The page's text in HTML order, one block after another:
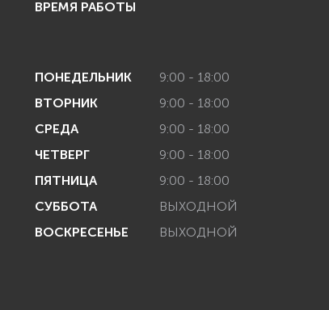
ВРЕМЯ РАБОТЫ
ПОНЕДЕЛЬНИК
9:00 - 18:00
ВТОРНИК
9:00 - 18:00
СРЕДА
9:00 - 18:00
ЧЕТВЕРГ
9:00 - 18:00
ПЯТНИЦА
9:00 - 18:00
СУББОТА
ВЫХОДНОЙ
ВОСКРЕСЕНЬЕ
ВЫХОДНОЙ